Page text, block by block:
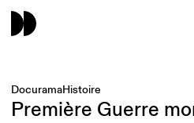
DocuramaHistoire
Première Guerre